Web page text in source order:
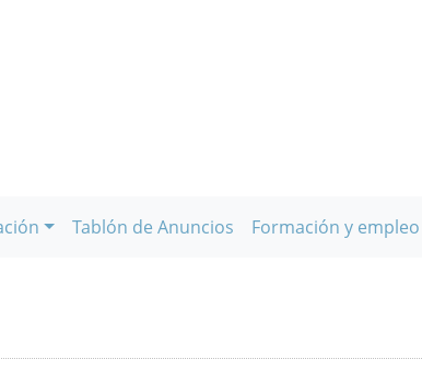
Tablón de Anuncios Formación y empleo